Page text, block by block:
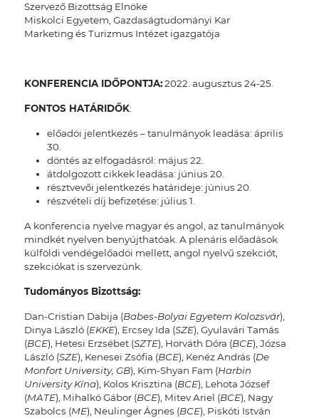
Szervező Bizottság Elnöke
Miskolci Egyetem, Gazdaságtudományi Kar
Marketing és Turizmus Intézet igazgatója
KONFERENCIA IDŐPONTJA:2022. augusztus 24-25.
FONTOS HATÁRIDŐK:
előadói jelentkezés – tanulmányok leadása: április
30.
döntés az elfogadásról: május 22.
átdolgozott cikkek leadása: június 20.
résztvevői jelentkezés határideje: június 20.
részvételi díj befizetése: július 1.
A konferencia nyelve magyar és angol, az tanulmányok
mindkét nyelven benyújthatóak. A plenáris előadások
külföldi vendégelőadói mellett, angol nyelvű szekciót,
szekciókat is szervezünk.
Tudományos Bizottság:
Dan-Cristian Dabija (Babes-Bolyai Egyetem Kolozsvár),
Dinya László (EKKE), Ercsey Ida (SZE), Gyulavári Tamás
(BCE), Hetesi Erzsébet (SZTE), Horváth Dóra (BCE), Józsa
László (SZE), Kenesei Zsófia (BCE), Kenéz András (De
Monfort University, GB), Kim-Shyan Fam (Harbin
University Kína), Kolos Krisztina (BCE), Lehota József
(MATE), Mihalkó Gábor (BCE), Mitev Ariel (BCE), Nagy
Szabolcs (ME), Neulinger Ágnes (BCE), Piskóti István